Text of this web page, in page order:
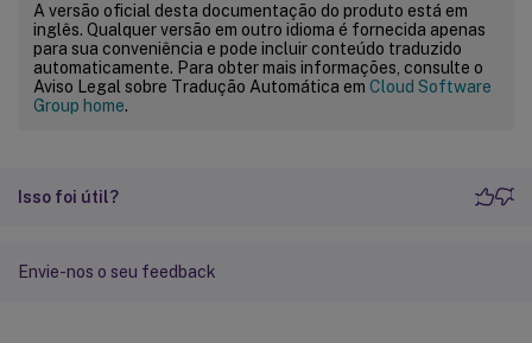
A versão oficial desta documentação do produto está em
inglês. Qualquer versão em outro idioma é fornecida apenas
para sua conveniência e pode incluir conteúdo traduzido
automaticamente. Para obter mais informações, consulte o
Aviso Legal sobre Tradução Automática em Cloud Software
Group home.
Isso foi útil?
Envie-nos o seu feedback